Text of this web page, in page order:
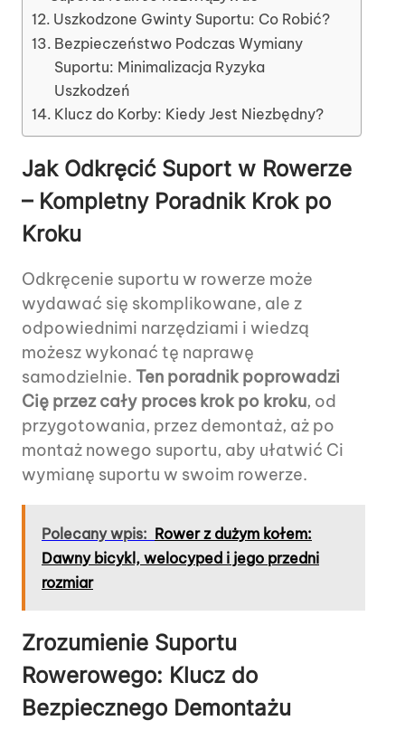
Uszkodzone Gwinty Suportu: Co Robić?
Bezpieczeństwo Podczas Wymiany
Suportu: Minimalizacja Ryzyka
Uszkodzeń
Klucz do Korby: Kiedy Jest Niezbędny?
Jak Odkręcić Suport w Rowerze
– Kompletny Poradnik Krok po
Kroku
Odkręcenie suportu w rowerze może
wydawać się skomplikowane, ale z
odpowiednimi narzędziami i wiedzą
możesz wykonać tę naprawę
samodzielnie. Ten poradnik poprowadzi
Cię przez cały proces krok po kroku, od
przygotowania, przez demontaż, aż po
montaż nowego suportu, aby ułatwić Ci
wymianę suportu w swoim rowerze.
Polecany wpis: Rower z dużym kołem:
Dawny bicykl, welocyped i jego przedni
rozmiar
Zrozumienie Suportu
Rowerowego: Klucz do
Bezpiecznego Demontażu